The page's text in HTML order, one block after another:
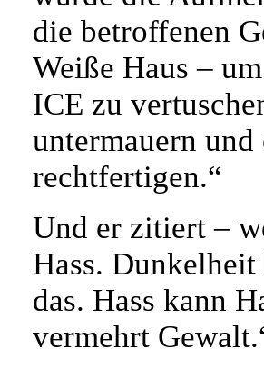
die betroffenen
Weiße Haus –
ICE zu
untermauern
rechtfertigen.“
Und er zitiert –
Hass.
das. Hass kann
vermehrt